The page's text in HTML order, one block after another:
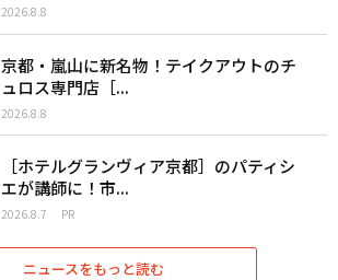
2026.8.8
京都・嵐山に新名物！テイクアウトのチ
ュロス専門店［...
2026.8.8
［ホテルグランヴィア京都］のパティシ
エが講師に！市...
2026.8.7 PR
ニュースをもっと読む